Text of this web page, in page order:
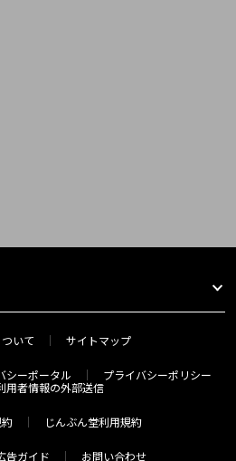
いて サイトマップ
シーポータル
プライバシーポリシー
用者情報の外部送信
じんぶん堂利用規約
告ガイド お問い合わせ